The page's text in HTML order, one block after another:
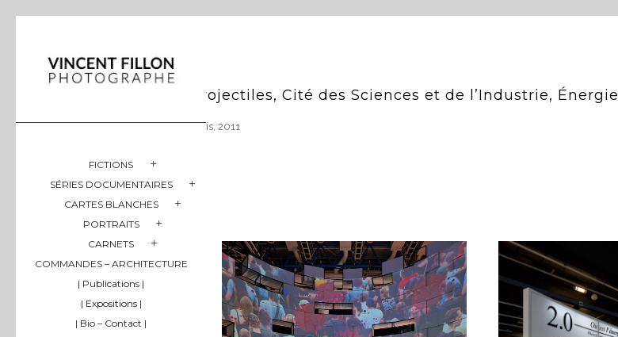
FICTIONS
SÉRIES DOCUMENTAIRES
CARTES BLANCHES
PORTRAITS
CARNETS
COMMANDES – ARCHITECTURE
| Publications |
| Expositions |
| Bio – Contact |
Projectiles, Cité des Sciences et de l’Industrie, Énergie
Paris, 2011